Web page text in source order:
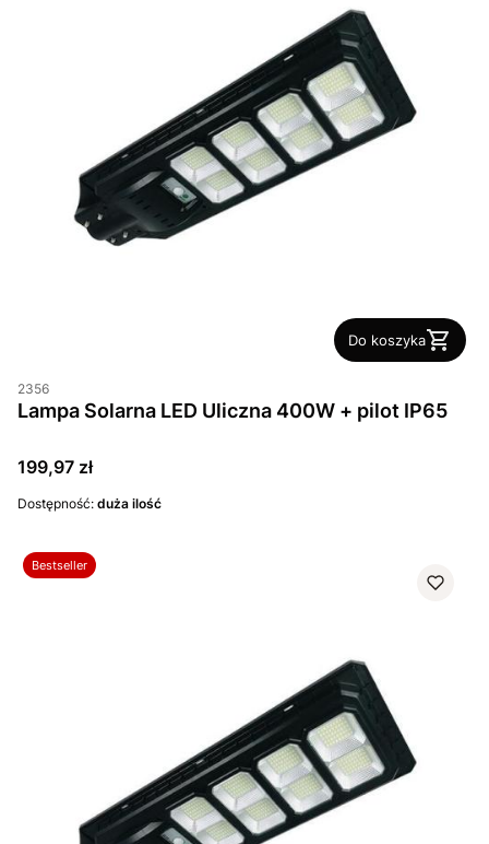
Do koszyka
2356
Lampa Solarna LED Uliczna 400W + pilot IP65
Cena
199,97 zł
Dostępność: duża ilość
Bestseller